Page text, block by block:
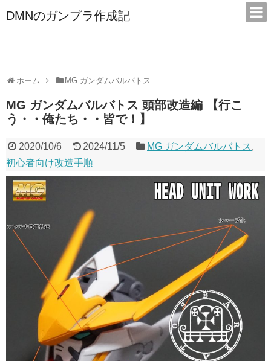
DMNのガンプラ作成記
ホーム MG ガンダムバルバトス
MG ガンダムバルバトス 頭部改造編 【行こ
う・・俺たち・・皆で！】
2020/10/6 2024/11/5 MG ガンダムバルバトス,
初心者向け改造手順